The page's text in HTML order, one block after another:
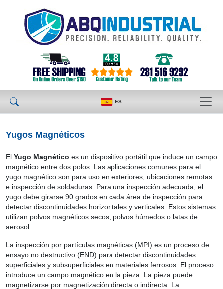
ES
Yugos Magnéticos
El Yugo Magnético es un dispositivo portátil que induce un campo
magnético entre dos polos. Las aplicaciones comunes para el
yugo magnético son para uso en exteriores, ubicaciones remotas
e inspección de soldaduras. Para una inspección adecuada, el
yugo debe girarse 90 grados en cada área de inspección para
detectar discontinuidades horizontales y verticales. Estos sistemas
utilizan polvos magnéticos secos, polvos húmedos o latas de
aerosol.
La inspección por partículas magnéticas (MPI) es un proceso de
ensayo no destructivo (END) para detectar discontinuidades
superficiales y subsuperficiales en materiales ferrosos. El proceso
introduce un campo magnético en la pieza. La pieza puede
magnetizarse por magnetización directa o indirecta. La